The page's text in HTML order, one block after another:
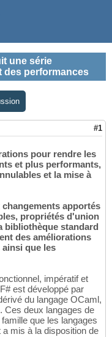
une série
des performances
#1
pour rendre les
et plus performants,
et la mise à
apportés
propriétés d'union
bibliothèque standard
des améliorations
que les
impératif et
est développé par
du langage OCaml,
Ces deux langages de
que les langages
mis à la disposition de